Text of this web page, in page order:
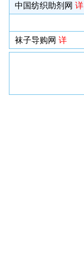
中国纺织助剂网 详
袜子导购网 详